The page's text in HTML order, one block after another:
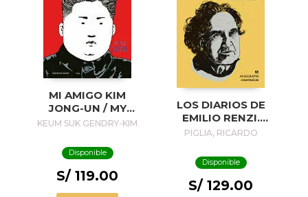
MI AMIGO KIM
JONG-UN / MY
FRIEND KIM JONG-
KEUM SUK GENDRY-KIM
Disponible
S/ 119.00
LOS DIARIOS DE
EMILIO RENZI.
AÑOS DE
AÑOS FELICES II;
UN DIA EN LA VIDA
III
PIGLIA, RICARDO
Disponible
S/ 129.00